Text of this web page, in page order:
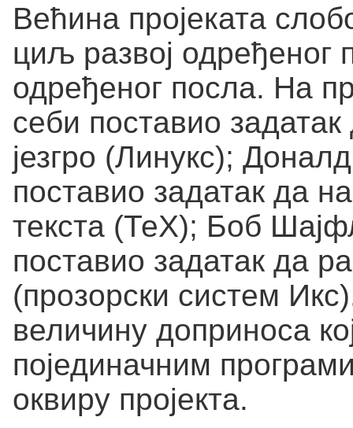
Већина пројеката
циљ развој
одређеног посла. На
себи поставио
језгро (Линукс);
поставио задатак да
текста (ТеХ); Боб
поставио задатак да
(прозорски систем
величину доприноса
појединачним
оквиру пројекта.